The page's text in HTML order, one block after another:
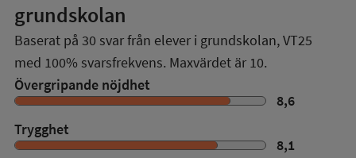
grundskolan
Baserat på 30 svar från elever i grundskolan,VT25
med 100% svarsfrekvens. Maxvärdet är 10.
Övergripande nöjdhet
8,6
Trygghet
8,1